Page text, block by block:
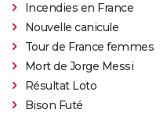
Incendies en France
Nouvelle canicule
Tour de France femmes
Mort de Jorge Messi
Résultat Loto
Bison Futé